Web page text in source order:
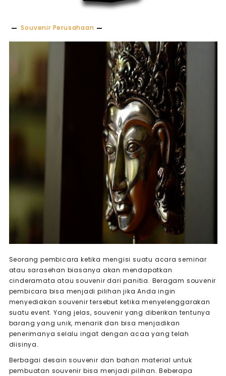
Souvenir Perusahaan
Seorang pembicara ketika mengisi suatu acara seminar
atau sarasehan biasanya akan mendapatkan
cinderamata atau souvenir dari panitia. Beragam souvenir
pembicara bisa menjadi pilihan jika Anda ingin
menyediakan souvenir tersebut ketika menyelenggarakan
suatu event. Yang jelas, souvenir yang diberikan tentunya
barang yang unik, menarik dan bisa menjadikan
penerimanya selalu ingat dengan acaa yang telah
diisinya.
Berbagai desain souvenir dan bahan material untuk
pembuatan souvenir bisa menjadi pilihan. Beberapa